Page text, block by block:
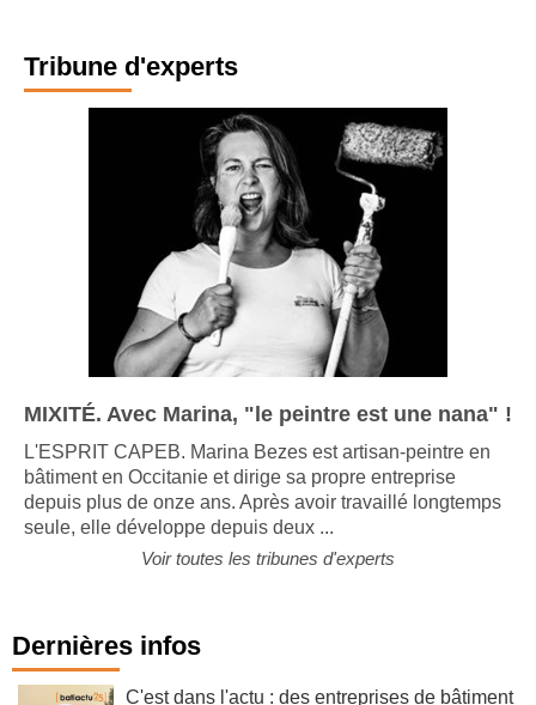
Tribune d'experts
MIXITÉ. Avec Marina, "le peintre est une nana" !
L'ESPRIT CAPEB. Marina Bezes est artisan-peintre en
bâtiment en Occitanie et dirige sa propre entreprise
depuis plus de onze ans. Après avoir travaillé longtemps
seule, elle développe depuis deux ...
Voir toutes les tribunes d'experts
Dernières infos
C'est dans l'actu : des entreprises de bâtiment